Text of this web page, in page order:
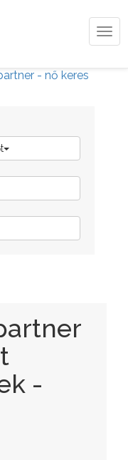
- nő keres
-